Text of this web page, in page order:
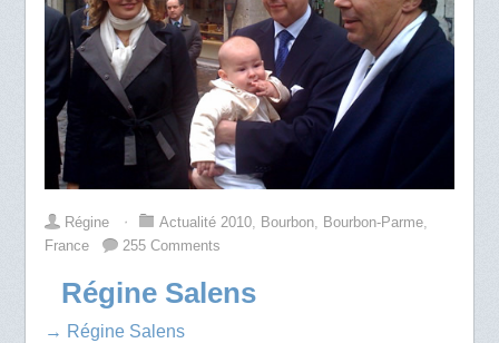
Régine ⋅ Actualité 2010, Bourbon, Bourbon-Parme,
France
255 Comments
Régine Salens
→ Régine Salens